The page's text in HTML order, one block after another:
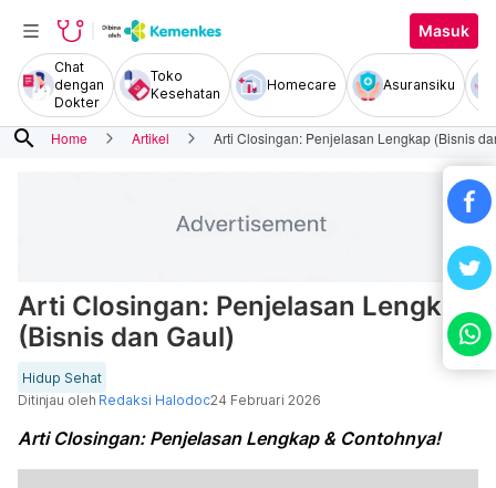
Masuk
Chat
dengan
Dokter
Toko
Kesehatan
Homecare Asuransiku
search Home Artikel Arti Closingan: Penjelasan Lengkap (Bisnis
Arti Closingan: Penjelasan Lengkap
(Bisnis dan Gaul)
Hidup Sehat
Ditinjau oleh Redaksi Halodoc24 Februari 2026
Arti Closingan: Penjelasan Lengkap & Contohnya!